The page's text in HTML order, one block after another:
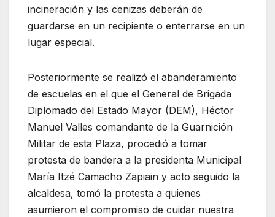
incineración y las cenizas deberán de
guardarse en un recipiente o enterrarse en un
lugar especial.
Posteriormente se realizó el abanderamiento
de escuelas en el que el General de Brigada
Diplomado del Estado Mayor (DEM), Héctor
Manuel Valles comandante de la Guarnición
Militar de esta Plaza, procedió a tomar
protesta de bandera a la presidenta Municipal
María Itzé Camacho Zapiain y acto seguido la
alcaldesa, tomó la protesta a quienes
asumieron el compromiso de cuidar nuestra